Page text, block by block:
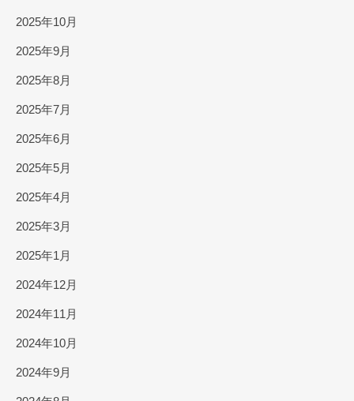
2025年10月
2025年9月
2025年8月
2025年7月
2025年6月
2025年5月
2025年4月
2025年3月
2025年1月
2024年12月
2024年11月
2024年10月
2024年9月